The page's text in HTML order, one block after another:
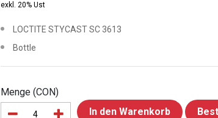
exkl. 20% Ust
LOCTITE STYCAST SC 3613
Bottle
Menge (CON)
In den Warenkorb